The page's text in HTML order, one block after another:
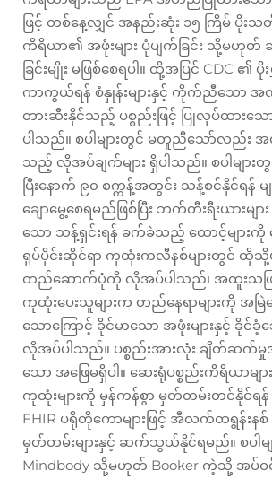
ဖြင့် တစ်နေ့လျှင် အနည်းဆုံး ၁၅ ကြိမ် ပိုးသ
ကိရိယာ၏ အဖုံးများ ပုံပျက်ခြင်း သို့မဟုတ် ဆ
ခြင်းမျိုး မဖြစ်စေရပါ။ ထို့အပြင် CDC ၏
ကာကွယ်ရန် စံနှုန်းများနှင့် ကိုက်ညီသော အ
တားဆီးနိုင်သည့် ပစ္စည်းဖြင့် ပြုလုပ်ထားသေ
ပါသည်။ စပါများတွင် မတူညီသော်လည်း အ
သည့် လိုအပ်ချက်များ ရှိပါသည်။ စပါများ
ပြီးနောက် ၉၀ စက္ကန့်အတွင်း သန့်စင်နိုင်ရန် မျ
ချောမွေ့စေရမည်ဖြစ်ပြီး ဘက်တီးရီးယားမျာ
သော သန့်ရှင်းရန် ခက်ခဲသည့် ထောင့်များကို
ရုပ်ပိုင်းဆိုင်ရာ ကုထုံးကလီနစ်များတွင် ထိုသို့
တည်ဆောက်ပုံကို လိုအပ်ပါသည်၊ အထူးသဖြ
ကုထုံးပေးသူများက တည်နေရာများကို အမြဲပ
သောကြောင့် ခိုင်မာသော အဖုံးများနှင့် ခိုင်ခံ့သ
လိုအပ်ပါသည်။ ပစ္စည်းအားလုံး ချိတ်ဆက်
သော အဖြေမရှိပါ။ ဆေးရုံပစ္စည်းကိရိယာမျ
ကုထုံးများကို မှန်ကန်စွာ မှတ်တမ်းတင်နိုင်ရ
FHIR ပရိုတိုကောများဖြင့် အီလက်ထရွန်းနစ်
မှတ်တမ်းများနှင့် ဆက်သွယ်နိုင်ရမည်။ စပါမ
Mindbody သို့မဟုတ် Booker ကဲ့သို့ အပ်ဝင်း